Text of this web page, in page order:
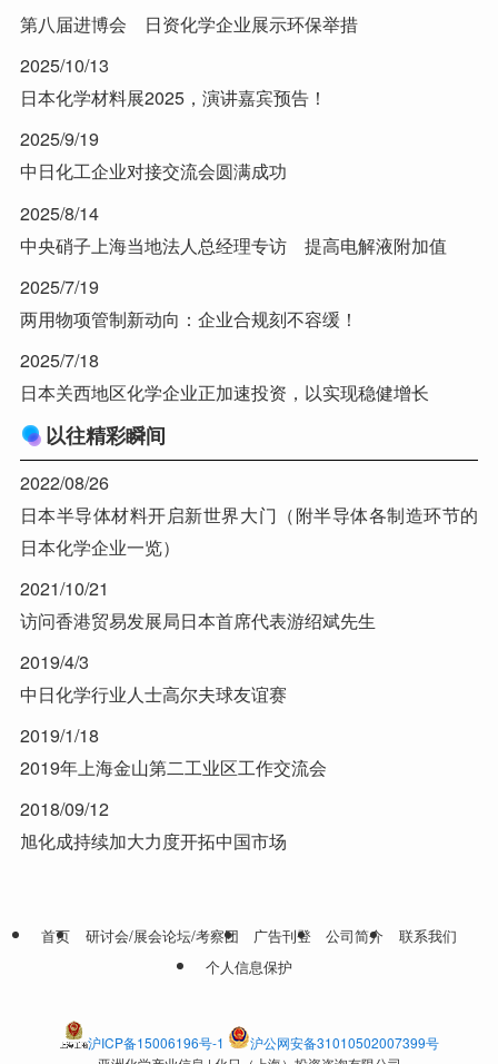
第八届进博会 日资化学企业展示环保举措
2025/10/13
日本化学材料展2025，演讲嘉宾预告！
2025/9/19
中日化工企业对接交流会圆满成功
2025/8/14
中央硝子上海当地法人总经理专访 提高电解液附加值
2025/7/19
两用物项管制新动向：企业合规刻不容缓！
2025/7/18
日本关西地区化学企业正加速投资，以实现稳健增长
以往精彩瞬间
2022/08/26
日本半导体材料开启新世界大门（附半导体各制造环节的
日本化学企业一览）
2021/10/21
访问香港贸易发展局日本首席代表游绍斌先生
2019/4/3
中日化学行业人士高尔夫球友谊赛
2019/1/18
2019年上海金山第二工业区工作交流会
2018/09/12
旭化成持续加大力度开拓中国市场
首页 研讨会/展会论坛/考察团 广告刊登 公司简介
联系我们
个人信息保护
沪ICP备15006196号-1
沪公网安备31010502007399号